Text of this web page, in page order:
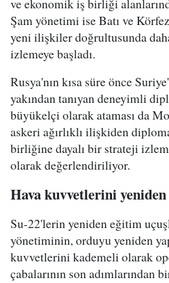
ve ekonomik iş birliği
Şam yönetimi ise Batı ve
yeni ilişkiler doğrultusunda
izlemeye başladı.
Rusya'nın kısa süre önce
yakından tanıyan deneyimli
büyükelçi olarak ataması da
askeri ağırlıklı ilişkiden
birliğine dayalı bir strateji
olarak değerlendiriliyor.
Hava kuvvetlerini
Su-22'lerin yeniden eğitim
yönetiminin, orduyu yeniden
kuvvetlerini kademeli olarak
çabalarının son adımlarından